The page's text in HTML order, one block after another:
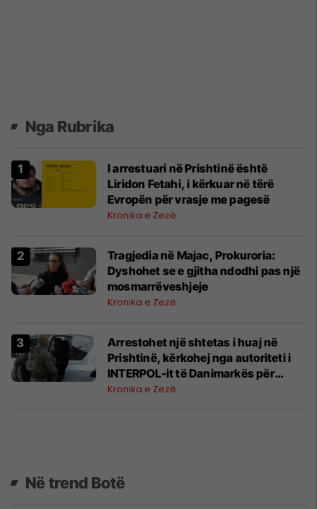
Nga Rubrika
I arrestuari në Prishtinë është
Liridon Fetahi, i kërkuar në tërë
Evropën për vrasje me pagesë
Kronika e Zezë
Tragjedia në Majac, Prokuroria:
Dyshohet se e gjitha ndodhi pas një
mosmarrëveshjeje
Kronika e Zezë
Arrestohet një shtetas i huaj në
Prishtinë, kërkohej nga autoriteti i
INTERPOL-it të Danimarkës për
vrasje
Kronika e Zezë
Në trend Botë